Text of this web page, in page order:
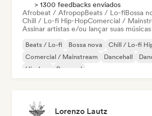
> 1300 feedbacks enviados
Afrobeat / AfropopBeats / Lo-fiBossa
Chill / Lo-fi Hip-HopComercial /
Assinar artistas e/ou lançar suas músicas
Beats / Lo-fi Bossa nova
Chill / Lo-fi
Comercial / Mainstream
Dancehall
Hip-hop
Pop soul
Lorenzo Lautz